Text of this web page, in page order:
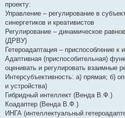
проекту:
Управление – регулирование в
синергетиков и креативистов
Регулирование – динамическое
(ДРВУ)
Гетероадаптация – приспособление к
Адаптивная (приспособительная)
оценивать и регулировать взаимные
Интерсубъективность: а) прямая; б)
и устройства)
Гибридный интеллект (Венда В.Ф.)
Коадаптер (Венда В.Ф.)
ИНГА (интеллектуальный